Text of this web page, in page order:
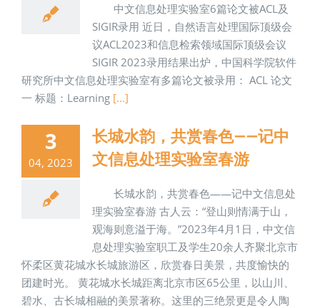
中文信息处理实验室6篇论文被ACL及
SIGIR录用 近日，自然语言处理国际顶级会
议ACL2023和信息检索领域国际顶级会议
SIGIR 2023录用结果出炉，中国科学院软件
研究所中文信息处理实验室有多篇论文被录用： ACL 论文
一 标题：Learning [...]
3
04, 2023
长城水韵，共赏春色——记中
文信息处理实验室春游
长城水韵，共赏春色——记中文信息处
理实验室春游 古人云：“登山则情满于山，
观海则意溢于海。”2023年4月1日，中文信
息处理实验室职工及学生20余人齐聚北京市
怀柔区黄花城水长城旅游区，欣赏春日美景，共度愉快的
团建时光。 黄花城水长城距离北京市区65公里，以山川、
碧水、古长城相融的美景著称。这里的三绝景更是令人陶